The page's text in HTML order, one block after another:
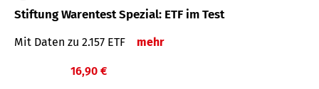
Stiftung Warentest Spezial: ETF im Test
Mit Daten zu 2.157 ETF mehr
16,90 €